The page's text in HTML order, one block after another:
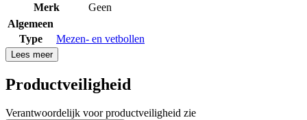
Merk
Geen
Algemeen
Type
Mezen- en vetbollen
Lees meer
Productveiligheid
Verantwoordelijk voor productveiligheid zie